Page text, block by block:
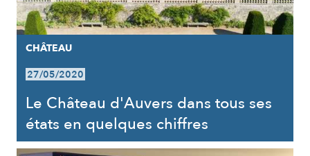
CHÂTEAU
27/05/2020
Le Château d'Auvers dans tous ses
états en quelques chiffres